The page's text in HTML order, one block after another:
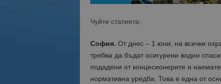
Чуйте статията:
София. От днес – 1 юни, на всички
трябва да бъдат осигурени водни
подадени от концесионерите и
нормативна уредба. Това е една от